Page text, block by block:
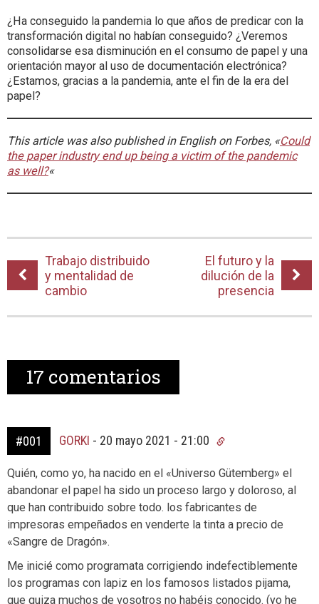
¿Ha conseguido la pandemia lo que años de predicar con la
transformación digital no habían conseguido? ¿Veremos
consolidarse esa disminución en el consumo de papel y una
orientación mayor al uso de documentación electrónica?
¿Estamos, gracias a la pandemia, ante el fin de la era del
papel?
This article was also published in English on Forbes, «Could
the paper industry end up being a victim of the pandemic
as well?«
Trabajo distribuido
y mentalidad de
cambio
El futuro y la
dilución de la
presencia
17 comentarios
#001 GORKI - 20 mayo 2021 - 21:00
Quién, como yo, ha nacido en el «Universo Gütemberg» el
abandonar el papel ha sido un proceso largo y doloroso, al
que han contribuido sobre todo. los fabricantes de
impresoras empeñados en venderte la tinta a precio de
«Sangre de Dragón».
Me inicié como programata corrigiendo indefectiblemente
los programas con lapiz en los famosos listados pijama,
que quiza muchos de vosotros no habéis conocido. (yo he